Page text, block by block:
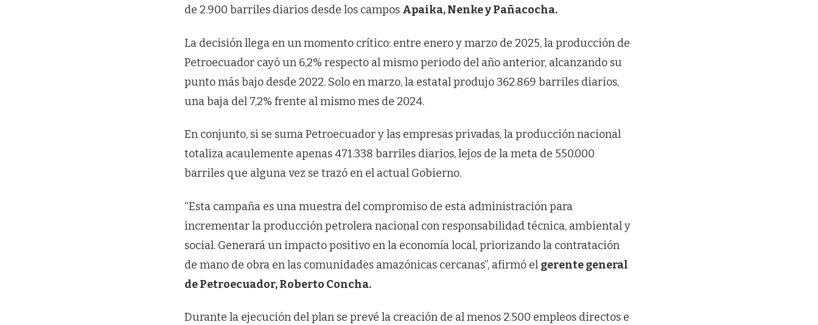
de 2.900 barriles diarios desde los campos Apaika, Nenke y Pañacocha.
La decisión llega en un momento crítico: entre enero y marzo de 2025, la producción de
Petroecuador cayó un 6,2% respecto al mismo periodo del año anterior, alcanzando su
punto más bajo desde 2022. Solo en marzo, la estatal produjo 362.869 barriles diarios,
una baja del 7,2% frente al mismo mes de 2024.
En conjunto, si se suma Petroecuador y las empresas privadas, la producción nacional
totaliza acaulemente apenas 471.338 barriles diarios, lejos de la meta de 550.000
barriles que alguna vez se trazó en el actual Gobierno.
“Esta campaña es una muestra del compromiso de esta administración para
incrementar la producción petrolera nacional con responsabilidad técnica, ambiental y
social. Generará un impacto positivo en la economía local, priorizando la contratación
de mano de obra en las comunidades amazónicas cercanas”, afirmó el gerente general
de Petroecuador, Roberto Concha.
Durante la ejecución del plan se prevé la creación de al menos 2.500 empleos directos e